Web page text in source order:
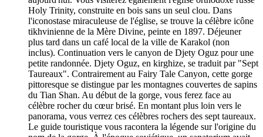
Holy Trinity, construite en bois sans un seul clou. Dans
l'iconostase miraculeuse de l'église, se trouve la célèbre icône
tikhvinienne de la Mère Divine, peinte en 1897. Déjeuner
plus tard dans un café local de la ville de Karakol (non
inclus). Continuation vers le canyon de Djety Oguz pour une
petite randonnée. Djety Oguz, en kirghize, se traduit par "Sept
Taureaux". Contrairement au Fairy Tale Canyon, cette gorge
pittoresque se distingue par les montagnes couvertes de sapins
du Tian Shan. Au début de la gorge, vous ferez face au
célèbre rocher du cœur brisé. En montant plus loin vers le
panorama, vous verrez ces célèbres rochers des sept taureaux.
Le guide touristique vous racontera la légende sur l'origine du